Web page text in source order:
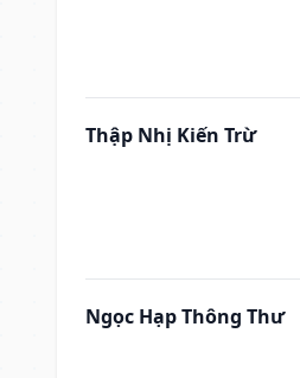
Thập Nhị Kiến Trừ
Ngọc Hạp Thông Thư